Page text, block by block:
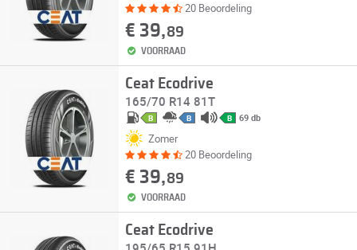
20 Beoordeling
€ 39,89
VOORRAAD
Ceat Ecodrive
165/70 R14 81T
B B B 69 db
Zomer
20 Beoordeling
€ 39,89
VOORRAAD
Ceat Ecodrive